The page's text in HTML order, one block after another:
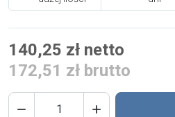
140,25 zł netto
172,51 zł brutto
 